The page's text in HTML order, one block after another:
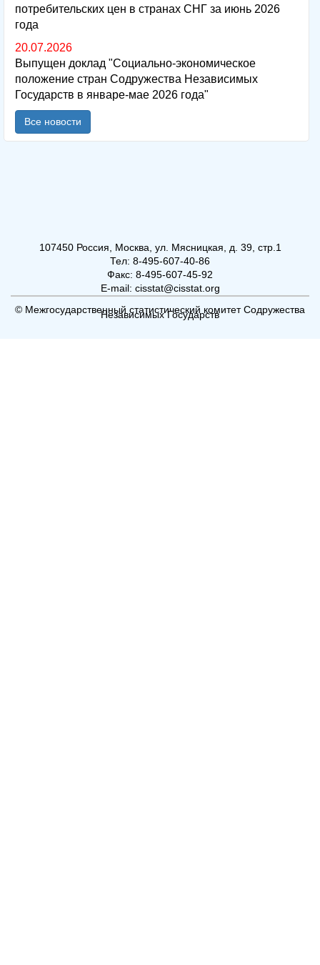
потребительских цен в странах СНГ за июнь 2026
года
20.07.2026
Выпущен доклад "Социально-экономическое
положение стран Содружества Независимых
Государств в январе-мае 2026 года"
Все новости
107450 Россия, Москва, ул. Мясницкая, д. 39, стр.1
Тел: 8-495-607-40-86
Факс: 8-495-607-45-92
E-mail: cisstat@cisstat.org
© Межгосударственный статистический комитет Содружества
Независимых Государств